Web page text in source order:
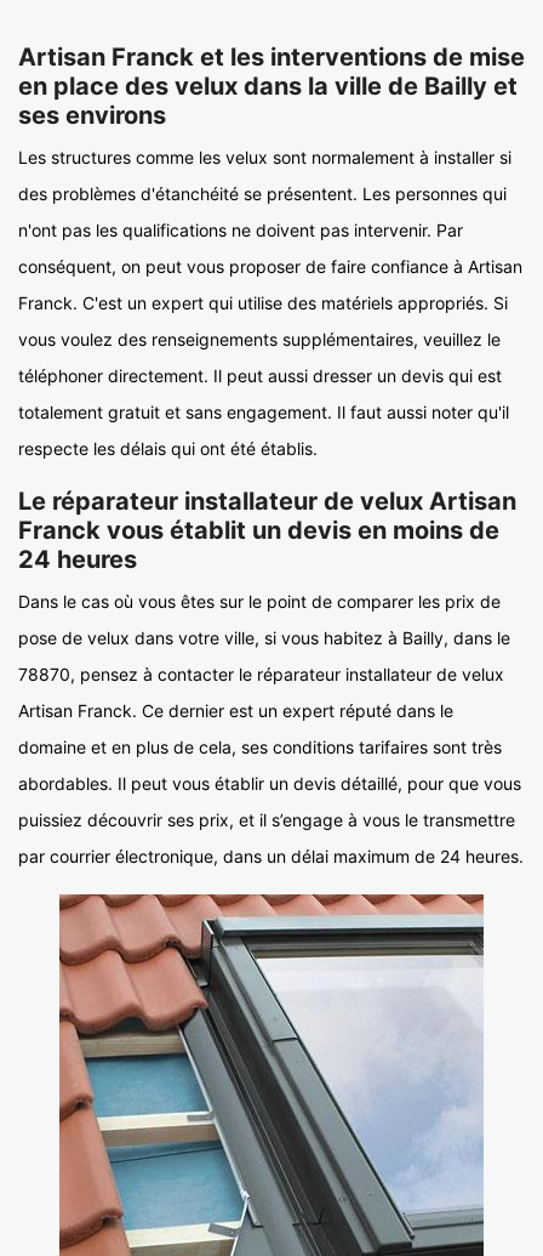
Artisan Franck et les interventions de mise
en place des velux dans la ville de Bailly et
ses environs
Les structures comme les velux sont normalement à installer si
des problèmes d'étanchéité se présentent. Les personnes qui
n'ont pas les qualifications ne doivent pas intervenir. Par
conséquent, on peut vous proposer de faire confiance à Artisan
Franck. C'est un expert qui utilise des matériels appropriés. Si
vous voulez des renseignements supplémentaires, veuillez le
téléphoner directement. Il peut aussi dresser un devis qui est
totalement gratuit et sans engagement. Il faut aussi noter qu'il
respecte les délais qui ont été établis.
Le réparateur installateur de velux Artisan
Franck vous établit un devis en moins de
24 heures
Dans le cas où vous êtes sur le point de comparer les prix de
pose de velux dans votre ville, si vous habitez à Bailly, dans le
78870, pensez à contacter le réparateur installateur de velux
Artisan Franck. Ce dernier est un expert réputé dans le
domaine et en plus de cela, ses conditions tarifaires sont très
abordables. Il peut vous établir un devis détaillé, pour que vous
puissiez découvrir ses prix, et il s’engage à vous le transmettre
par courrier électronique, dans un délai maximum de 24 heures.